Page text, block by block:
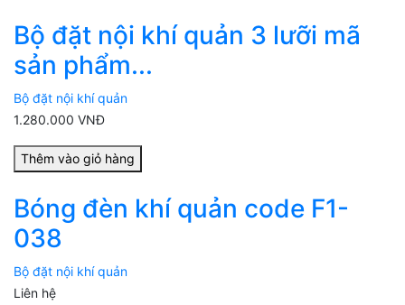
Bộ đặt nội khí quản 3 lưỡi mã
sản phẩm...
Bộ đặt nội khí quản
1.280.000 VNĐ
Thêm vào giỏ hàng
Bóng đèn khí quản code F1-
038
Bộ đặt nội khí quản
Liên hệ